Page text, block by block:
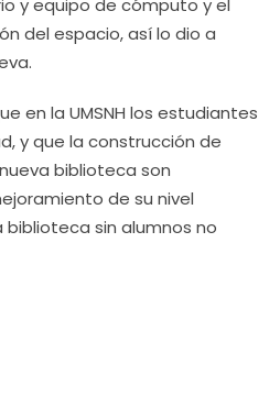
y equipo de cómputo y el
del espacio, así lo dio a
en la UMSNH los estudiantes
y que la construcción de
biblioteca son
de su nivel
biblioteca sin alumnos no